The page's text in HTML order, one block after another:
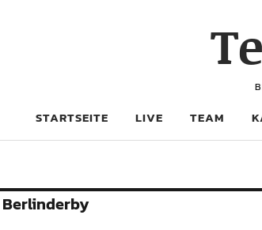
STARTSEITE LIVE TEAM
Berlinderby